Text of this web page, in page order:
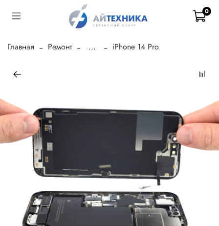
0
Главная Ремонт ... iPhone 14 Pro